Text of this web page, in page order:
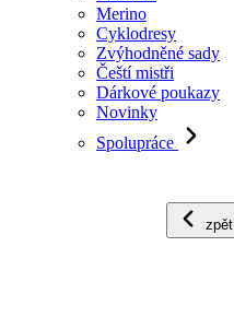
Merino
Cyklodresy
Zvýhodněné sady
Čeští mistři
Dárkové poukazy
Novinky
Spolupráce
zpět